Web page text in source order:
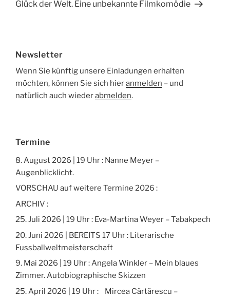
Beitrag
Glück der Welt. Eine unbekannte Filmkomödie
Newsletter
Wenn Sie künftig unsere Einladungen erhalten
möchten, können Sie sich hieranmelden – und
natürlich auch wiederabmelden.
Termine
8. August 2026 | 19 Uhr : Nanne Meyer –
Augenblicklicht.
VORSCHAU auf weitere Termine 2026 :
ARCHIV :
25. Juli 2026 | 19 Uhr : Eva-Martina Weyer – Tabakpech
20. Juni 2026 | BEREITS 17 Uhr : Literarische
Fussballweltmeisterschaft
9. Mai 2026 | 19 Uhr : Angela Winkler – Mein blaues
Zimmer. Autobiographische Skizzen
25. April 2026 | 19 Uhr : Mircea Cărtărescu –